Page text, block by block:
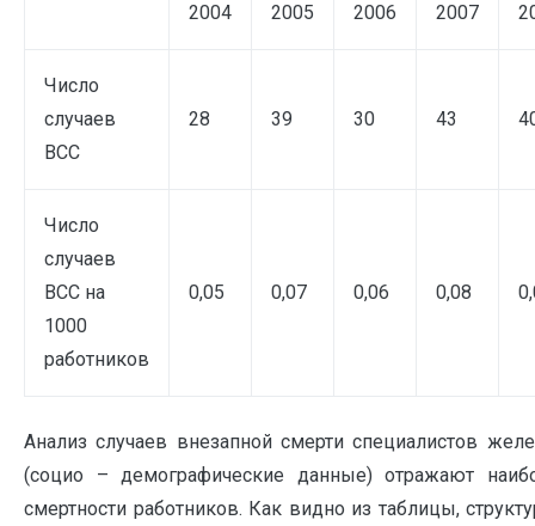
2004 2005 2006 2007
Число
случаев
ВСС
28 39 30 43
Число
случаев
ВСС на
1000
работников
0,05 0,07 0,06 0,08
Анализ случаев внезапной смерти специалистов
(социо – демографические данные) отражают
смертности работников. Как видно из таблицы,